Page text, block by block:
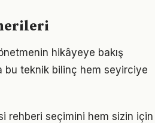
hikâyeye bakış
bu teknik bilinç hem seyirciye
rehberi seçimini hem sizin için